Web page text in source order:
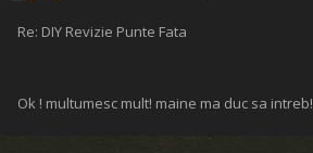
Re: DIY Revizie Punte Fata
Ok ! multumesc mult! maine ma duc sa intreb!